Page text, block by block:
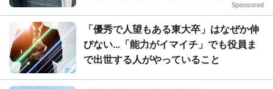
Sponsored
「優秀で人望もある東大卒」はなぜか伸
びない...「能力がイマイチ」でも役員ま
で出世する人がやっていること